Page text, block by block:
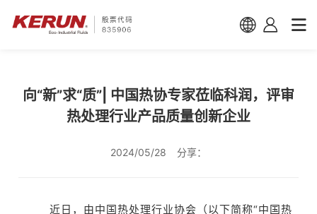
向“新”求“质”| 中国热协专家莅临科润，评审
热处理行业产品质量创新企业
2024/05/28 分享：
近日，由中国热处理行业协会（以下简称“中国热